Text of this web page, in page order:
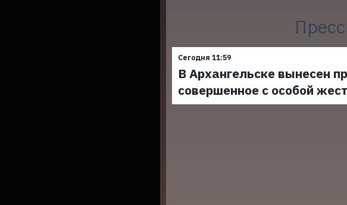
Сегодня 11:59
В Архангельске вынесен
совершенное с особой